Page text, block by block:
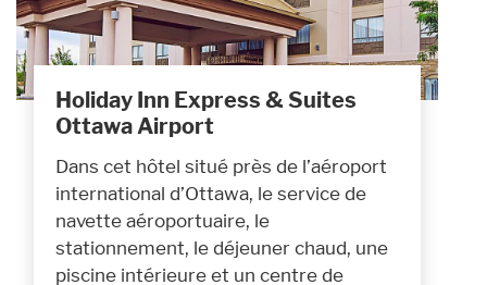
Holiday Inn Express & Suites
Ottawa Airport
Dans cet hôtel situé près de l’aéroport
international d’Ottawa, le service de
navette aéroportuaire, le
stationnement, le déjeuner chaud, une
piscine intérieure et un centre de